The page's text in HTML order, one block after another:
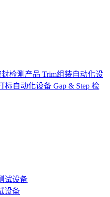
封检测产品 Trim组装自动化设
标自动化设备 Gap & Step 检
设备